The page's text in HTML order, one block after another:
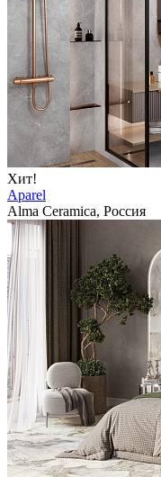
Хит!
Aparel
Alma Ceramica, Россия